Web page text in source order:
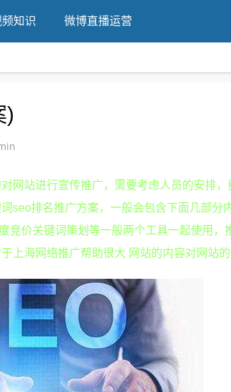
知识 微博直播运营
)
网站进行宣传推广，需要考虑人员的安排
seo排名推广方案，一般会包含下面几部分
竞价关键词策划等一般两个工具一起使用，
上海网络推广帮助很大 网站的内容对网站的